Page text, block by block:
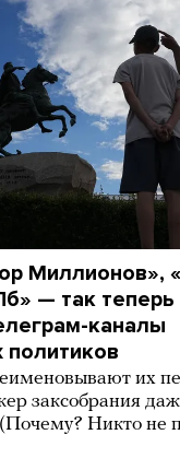
Миллионов»,
— так теперь
каналы
политиков
их
заксобрания
Никто не